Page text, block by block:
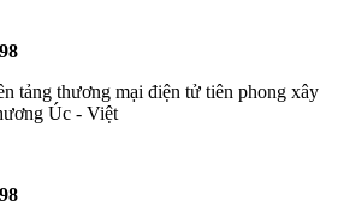
tảng thương mại điện tử tiên phong xây
Úc - Việt